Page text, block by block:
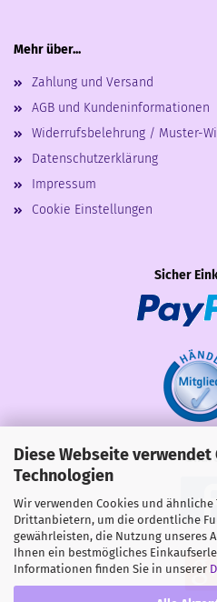
Diese Webseite
Technologien
Wir verwenden Cookies und
Drittanbietern, um die ordentliche
gewährleisten, die Nutzung unseres
Ihnen ein bestmögliches
Informationen finden Sie in unserer
Mehr über...
Zahlung und Versand
AGB und Kundeninformationen
Widerrufsbelehrung / Muster-
Datenschutzerklärung
Impressum
Cookie Einstellungen
Sicher